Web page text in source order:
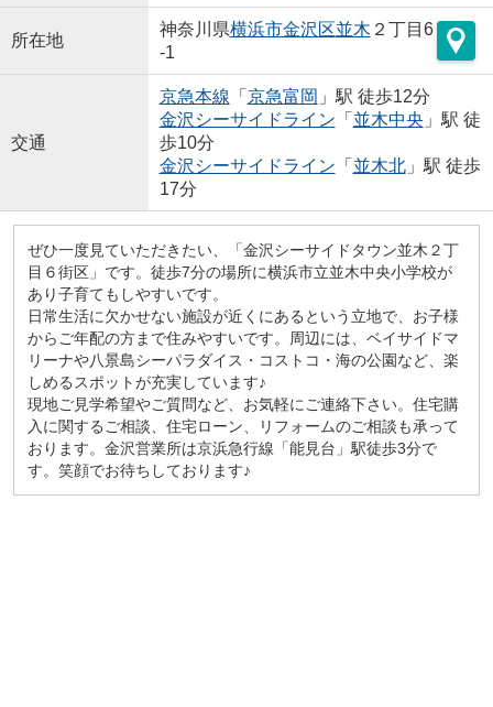
所在地
神奈川県横浜市金沢区並木 ２丁目6
-1
交通
京急本線 「 京急富岡 」駅 徒歩12分
金沢シーサイドライン 「 並木中央 」駅 徒
歩10分
金沢シーサイドライン 「 並木北」駅 徒歩
17分
ぜひ一度見ていただきたい、「金沢シーサイドタウン並木２丁
目６街区」です。徒歩7分の場所に横浜市立並木中央小学校が
あり子育てもしやすいです。
日常生活に欠かせない施設が近くにあるという立地で、お子様
からご年配の方まで住みやすいです。周辺には、ベイサイドマ
リーナや八景島シーパラダイス・コストコ・海の公園など、楽
しめるスポットが充実しています♪
現地ご見学希望やご質問など、お気軽にご連絡下さい。住宅購
入に関するご相談、住宅ローン、リフォームのご相談も承って
おります。金沢営業所は京浜急行線「能見台」駅徒歩3分で
す。笑顔でお待ちしております♪